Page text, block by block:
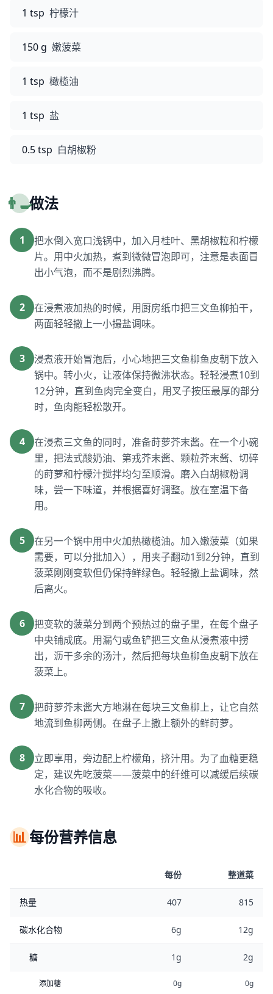
1 tsp 柠檬汁
150 g 嫩菠菜
1 tsp 橄榄油
1 tsp 盐
0.5 tsp 白胡椒粉
👨‍🍳做法
1
把水倒入宽口浅锅中，加入月桂叶、黑胡椒粒和柠檬
片。用中火加热，煮到微微冒泡即可，注意是表面冒
出小气泡，而不是剧烈沸腾。
2
在浸煮液加热的时候，用厨房纸巾把三文鱼柳拍干，
两面轻轻撒上一小撮盐调味。
3
浸煮液开始冒泡后，小心地把三文鱼柳鱼皮朝下放入
锅中。转小火，让液体保持微沸状态。轻轻浸煮10到
12分钟，直到鱼肉完全变白，用叉子按压最厚的部分
时，鱼肉能轻松散开。
4
在浸煮三文鱼的同时，准备莳萝芥末酱。在一个小碗
里，把法式酸奶油、第戎芥末酱、颗粒芥末酱、切碎
的莳萝和柠檬汁搅拌均匀至顺滑。磨入白胡椒粉调
味，尝一下味道，并根据喜好调整。放在室温下备
用。
5
在另一个锅中用中火加热橄榄油。加入嫩菠菜（如果
需要，可以分批加入），用夹子翻动1到2分钟，直到
菠菜刚刚变软但仍保持鲜绿色。轻轻撒上盐调味，然
后离火。
6
把变软的菠菜分到两个预热过的盘子里，在每个盘子
中央铺成底。用漏勺或鱼铲把三文鱼从浸煮液中捞
出，沥干多余的汤汁，然后把每块鱼柳鱼皮朝下放在
菠菜上。
7
把莳萝芥末酱大方地淋在每块三文鱼柳上，让它自然
地流到鱼柳两侧。在盘子上撒上额外的鲜莳萝。
8
立即享用，旁边配上柠檬角，挤汁用。为了血糖更稳
定，建议先吃菠菜——菠菜中的纤维可以减缓后续碳
水化合物的吸收。
📊每份营养信息
每份 整道菜
热量 407 815
碳水化合物 6g 12g
糖 1g 2g
添加糖 0g 0g